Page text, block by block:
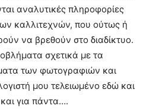
αναλυτικές πληροφορίες
καλλιτεχνών, που ούτως ή
να βρεθούν στο διαδίκτυο.
σχετικά με τα
των φωτογραφιών και
μου τελειωμένο εδώ και
για πάντα….